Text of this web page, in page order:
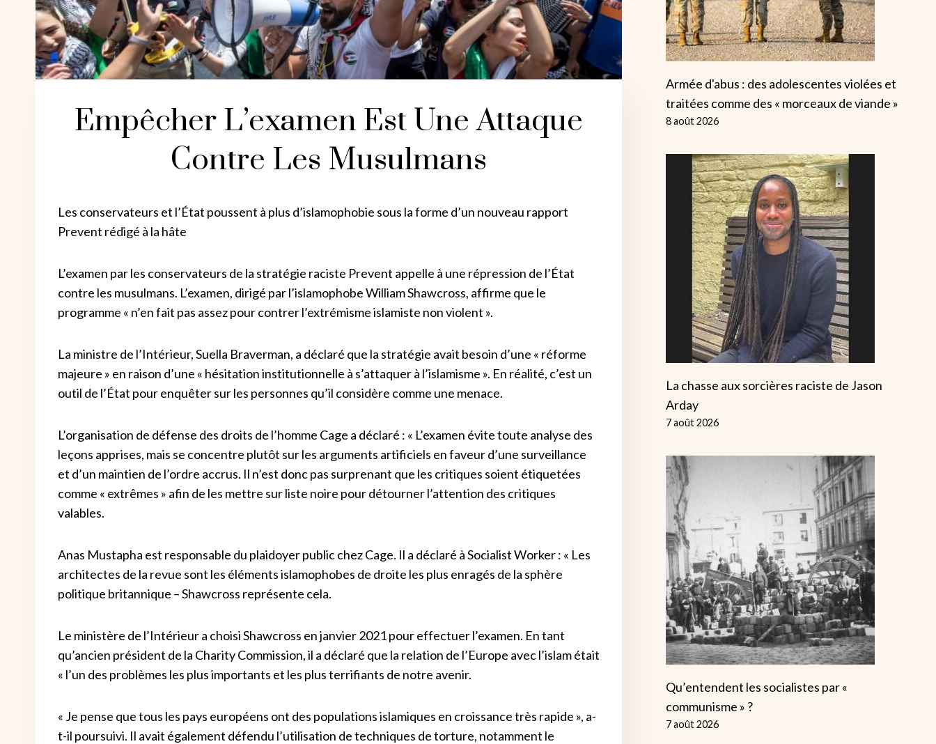
Empêcher L’examen Est Une Attaque
Contre Les Musulmans
Les conservateurs et l’État poussent à plus d’islamophobie sous la forme d’un nouveau rapport
Prevent rédigé à la hâte
L’examen par les conservateurs de la stratégie raciste Prevent appelle à une répression de l’État
contre les musulmans. L’examen, dirigé par l’islamophobe William Shawcross, affirme que le
programme « n’en fait pas assez pour contrer l’extrémisme islamiste non violent ».
La ministre de l’Intérieur, Suella Braverman, a déclaré que la stratégie avait besoin d’une « réforme
majeure » en raison d’une « hésitation institutionnelle à s’attaquer à l’islamisme ». En réalité, c’est un
outil de l’État pour enquêter sur les personnes qu’il considère comme une menace.
L’organisation de défense des droits de l’homme Cage a déclaré : « L’examen évite toute analyse des
leçons apprises, mais se concentre plutôt sur les arguments artificiels en faveur d’une surveillance
et d’un maintien de l’ordre accrus. Il n’est donc pas surprenant que les critiques soient étiquetées
comme « extrêmes » afin de les mettre sur liste noire pour détourner l’attention des critiques
valables.
Anas Mustapha est responsable du plaidoyer public chez Cage. Il a déclaré à Socialist Worker : « Les
architectes de la revue sont les éléments islamophobes de droite les plus enragés de la sphère
politique britannique – Shawcross représente cela.
Le ministère de l’Intérieur a choisi Shawcross en janvier 2021 pour effectuer l’examen. En tant
qu’ancien président de la Charity Commission, il a déclaré que la relation de l’Europe avec l’islam était
« l’un des problèmes les plus importants et les plus terrifiants de notre avenir.
« Je pense que tous les pays européens ont des populations islamiques en croissance très rapide », a-
t-il poursuivi. Il avait également défendu l’utilisation de techniques de torture, notamment le
Armée d'abus : des adolescentes violées et
traitées comme des « morceaux de viande »
8 août 2026
La chasse aux sorcières raciste de Jason
Arday
7 août 2026
Qu’entendent les socialistes par «
communisme » ?
7 août 2026